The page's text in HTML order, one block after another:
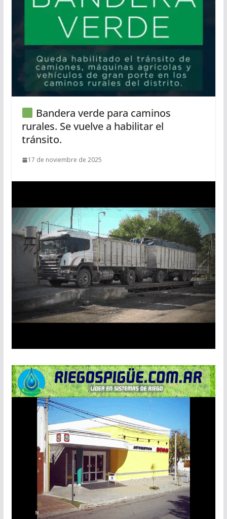
Bandera verde para caminos
rurales. Se vuelve a habilitar el
tránsito.
17 de noviembre de 2025